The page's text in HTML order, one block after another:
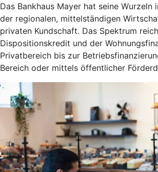
Das Bankhaus Mayer hat seine Wurzeln
der regionalen, mittelständigen
privaten Kundschaft. Das Spektrum
Dispositionskredit und der
Privatbereich bis zur
Bereich oder mittels öffentlicher